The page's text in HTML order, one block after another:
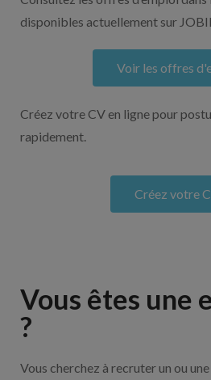
disponibles actuellement sur
Voir les offres
Créez votre CV en ligne pour
rapidement.
Créez votre
Vous êtes une
?
Vous cherchez à recruter un ou